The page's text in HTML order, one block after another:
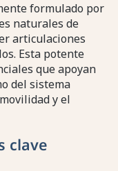
formulado por
naturales de
articulaciones
Esta potente
que apoyan
del sistema
y el
clave